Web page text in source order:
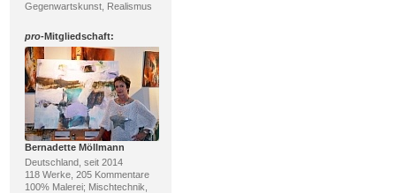
Gegenwartskunst, Realismus
pro-Mitgliedschaft:
Bernadette Möllmann
Deutschland, seit 2014
118 Werke, 205 Kommentare
100% Malerei; Mischtechnik,